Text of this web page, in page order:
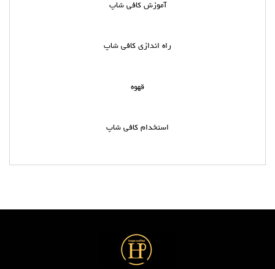
آموزش کافی شاپ
راه اندازی کافی شاپ
قهوه
استخدام کافی شاپ